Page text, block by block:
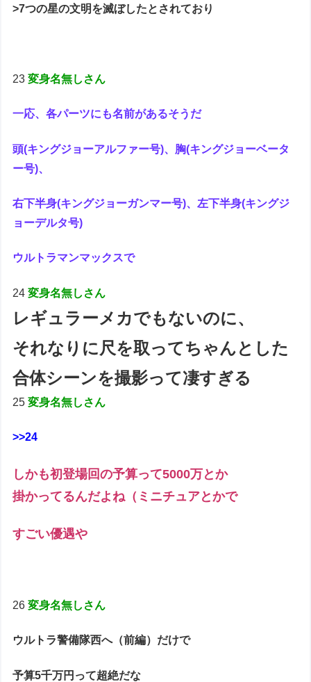
>7つの星の文明を滅ぼしたとされており
23 変身名無しさん
一応、各パーツにも名前があるそうだ
頭(キングジョーアルファー号)、胸(キングジョーベータ
ー号)、
右下半身(キングジョーガンマー号)、左下半身(キングジ
ョーデルタ号)
ウルトラマンマックスで
24 変身名無しさん
レギュラーメカでもないのに、
それなりに尺を取ってちゃんとした
合体シーンを撮影って凄すぎる
25 変身名無しさん
>>24
しかも初登場回の予算って5000万とか
掛かってるんだよね（ミニチュアとかで
すごい優遇や
26 変身名無しさん
ウルトラ警備隊西へ（前編）だけで
予算5千万円って超絶だな